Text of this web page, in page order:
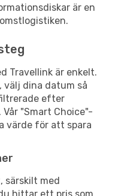
är en
Travellink är enkelt.
välj dina datum så
efter
"Smart Choice"-
värde för att spara
särskilt med